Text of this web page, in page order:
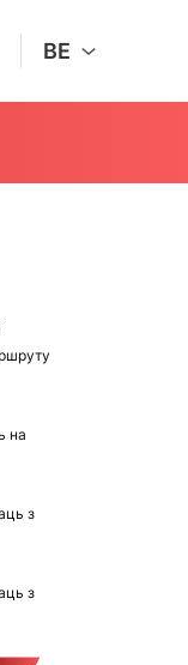
BE
на
з
з